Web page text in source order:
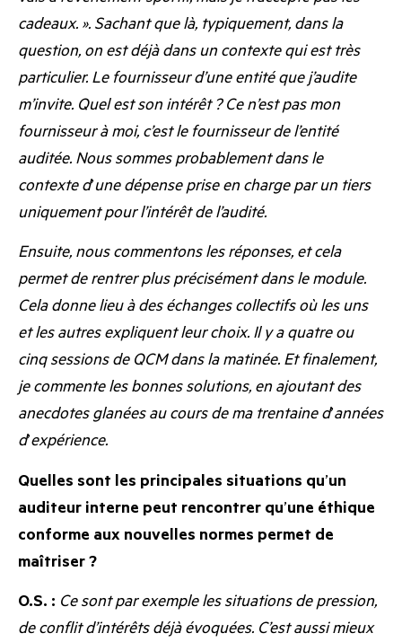
cadeaux. ». Sachant que là, typiquement, dans la
question, on est déjà dans un contexte qui est très
particulier. Le fournisseur d’une entité que j’audite
m’invite. Quel est son intérêt ? Ce n’est pas mon
fournisseur à moi, c’est le fournisseur de l’entité
auditée. Nous sommes probablement dans le
contexte d’une dépense prise en charge par un tiers
uniquement pour l’intérêt de l’audité.
Ensuite, nous commentons les réponses, et cela
permet de rentrer plus précisément dans le module.
Cela donne lieu à des échanges collectifs où les uns
et les autres expliquent leur choix. Il y a quatre ou
cinq sessions de QCM dans la matinée. Et finalement,
je commente les bonnes solutions, en ajoutant des
anecdotes glanées au cours de ma trentaine d’années
d’expérience.
Quelles sont les principales situations qu’un
auditeur interne peut rencontrer qu’une éthique
conforme aux nouvelles normes permet de
maîtriser ?
O.S. : Ce sont par exemple les situations de pression,
de conflit d’intérêts déjà évoquées. C’est aussi mieux